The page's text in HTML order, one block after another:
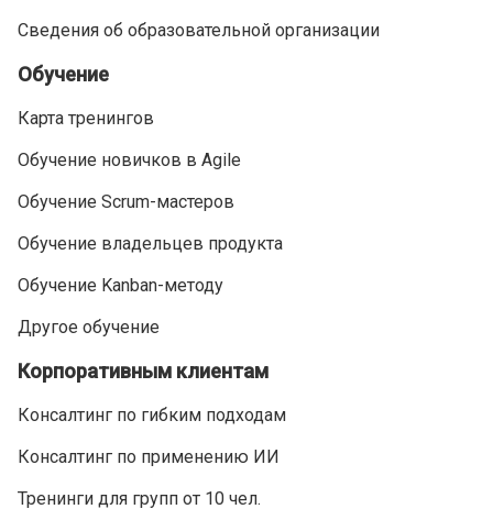
Сведения об образовательной организации
Обучение
Карта тренингов
Обучение новичков в Agile
Обучение Scrum-мастеров
Обучение владельцев продукта
Обучение Kanban-методу
Другое обучение
Корпоративным клиентам
Консалтинг по гибким подходам
Консалтинг по применению ИИ
Тренинги для групп от 10 чел.